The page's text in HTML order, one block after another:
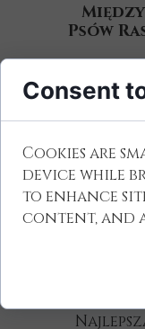
Psów
WOJAN
(CAC)
Consent
Cookies are
device while
to enhance
content, and